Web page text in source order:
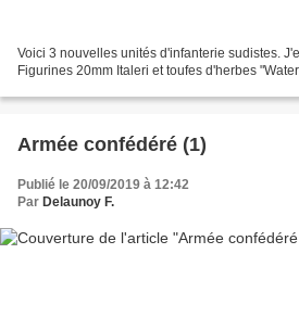
Voici 3 nouvelles unités d'infanterie sudistes.
Figurines 20mm Italeri et toufes d'herbes
Armée confédéré (1)
Publié le 20/09/2019 à 12:42
Par Delaunoy F.